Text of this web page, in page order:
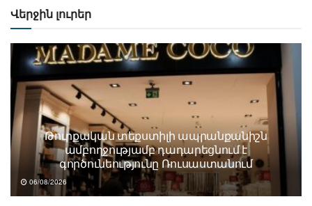
Վերջին լուրեր
Թուրքական տեքստիլի ապրանքանիշն
ամբողջությամբ դադարեցնում է
գործունեությունը Ռուսաստանում
06/08/2026